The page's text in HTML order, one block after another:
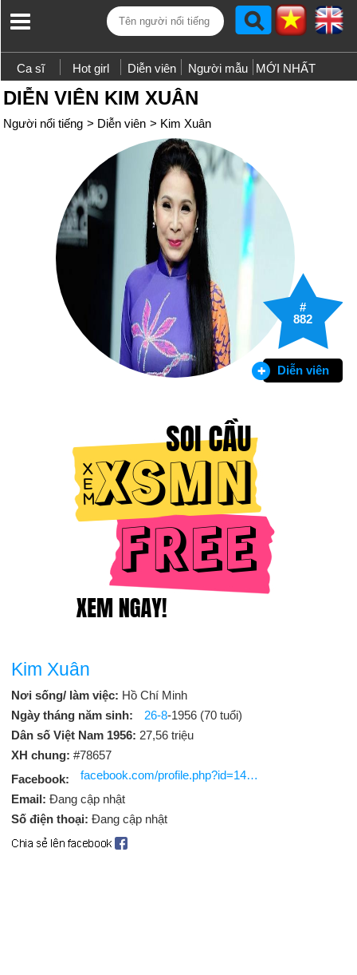
Ca sĩ Hot girl Diễn viên Người mẫu MỚI NHẤT
DIỄN VIÊN KIM XUÂN
Người nổi tiếng > Diễn viên > Kim Xuân
#
882
Diễn viên
Kim Xuân
Nơi sống/ làm việc: Hồ Chí Minh
Ngày tháng năm sinh:
26-8-1956 (70 tuổi)
Dân số Việt Nam 1956: 27,56 triệu
XH chung: #78657
Facebook:
facebook.com/profile.php?id=1436043433288792
Email: Đang cập nhật
Số điện thoại: Đang cập nhật